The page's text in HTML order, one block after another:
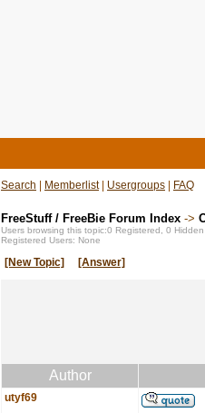
Search Memberlist| Usergroups FAQ
FreeStuff / FreeBie Forum Index ->
Users browsing this topic:0 Registered, 0
Registered Users: None
[New Topic] [Answer]
Author
utyf69